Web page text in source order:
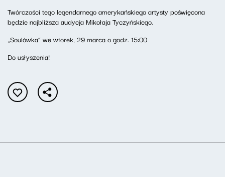
Twórczości tego legendarnego amerykańskiego artysty poświęcona
będzie najbliższa audycja Mikołaja Tyczyńskiego.
„Soulówka” we wtorek, 29 marca o godz. 15:00
Do usłyszenia!